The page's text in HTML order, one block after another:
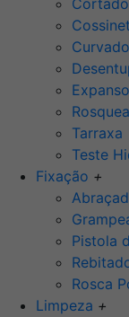
Tarraxa
Teste
Fixação +
Pistola
Rosca
Limpeza +